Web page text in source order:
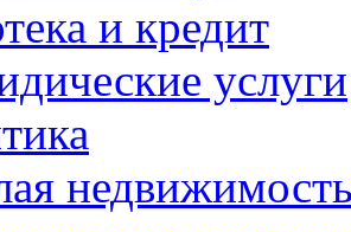
и кредит
услуги